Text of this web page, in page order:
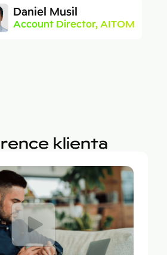
Daniel Musil
Account Director, AITOM
klienta